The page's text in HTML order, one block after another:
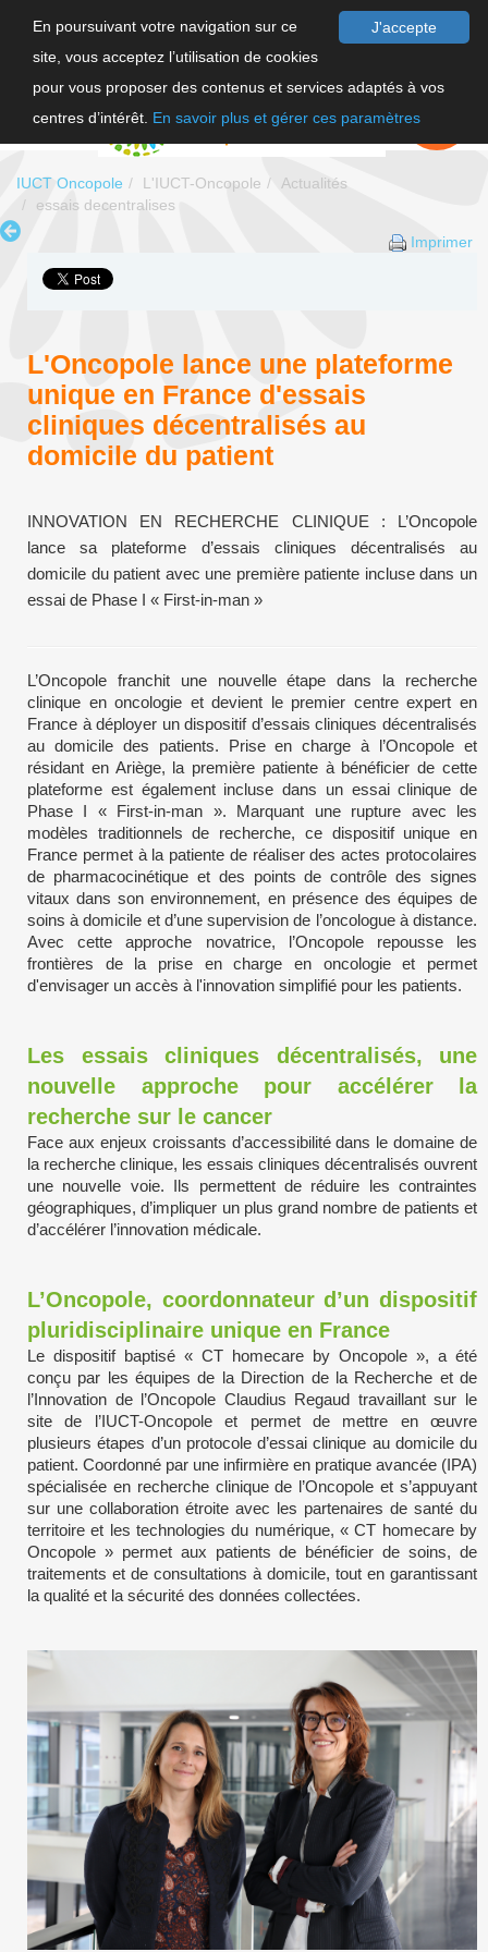
J'accepte
En poursuivant votre navigation sur ce
site, vous acceptez l’utilisation de cookies
pour vous proposer des contenus et services adaptés à vos
centres d’intérêt. En savoir plus et gérer ces paramètres
FAIRE UN
DON
IUCT Oncopole L'IUCT-Oncopole
Actualités
essais decentralises
Imprimer
L'Oncopole lance une plateforme
unique en France d'essais
cliniques décentralisés au
domicile du patient
INNOVATION EN RECHERCHE CLINIQUE : L’Oncopole
lance sa plateforme d’essais cliniques décentralisés au
domicile du patient avec une première patiente incluse dans un
essai de Phase I « First-in-man »
L’Oncopole franchit une nouvelle étape dans la recherche
clinique en oncologie et devient le premier centre expert en
France à déployer un dispositif d’essais cliniques décentralisés
au domicile des patients. Prise en charge à l’Oncopole et
résidant en Ariège, la première patiente à bénéficier de cette
plateforme est également incluse dans un essai clinique de
Phase I « First-in-man ». Marquant une rupture avec les
modèles traditionnels de recherche, ce dispositif unique en
France permet à la patiente de réaliser des actes protocolaires
de pharmacocinétique et des points de contrôle des signes
vitaux dans son environnement, en présence des équipes de
soins à domicile et d’une supervision de l’oncologue à distance.
Avec cette approche novatrice, l’Oncopole repousse les
frontières de la prise en charge en oncologie et permet
d'envisager un accès à l'innovation simplifié pour les patients.
Les essais cliniques décentralisés, une
nouvelle approche pour accélérer la
recherche sur le cancer
Face aux enjeux croissants d’accessibilité dans le domaine de
la recherche clinique, les essais cliniques décentralisés ouvrent
une nouvelle voie. Ils permettent de réduire les contraintes
géographiques, d’impliquer un plus grand nombre de patients et
d’accélérer l’innovation médicale.
L’Oncopole, coordonnateur d’un dispositif
pluridisciplinaire unique en France
Le dispositif baptisé « CT homecare by Oncopole », a été
conçu par les équipes de la Direction de la Recherche et de
l’Innovation de l’Oncopole Claudius Regaud travaillant sur le
site de l’IUCT-Oncopole et permet de mettre en œuvre
plusieurs étapes d’un protocole d’essai clinique au domicile du
patient. Coordonné par une infirmière en pratique avancée (IPA)
spécialisée en recherche clinique de l’Oncopole et s’appuyant
sur une collaboration étroite avec les partenaires de santé du
territoire et les technologies du numérique, « CT homecare by
Oncopole » permet aux patients de bénéficier de soins, de
traitements et de consultations à domicile, tout en garantissant
la qualité et la sécurité des données collectées.